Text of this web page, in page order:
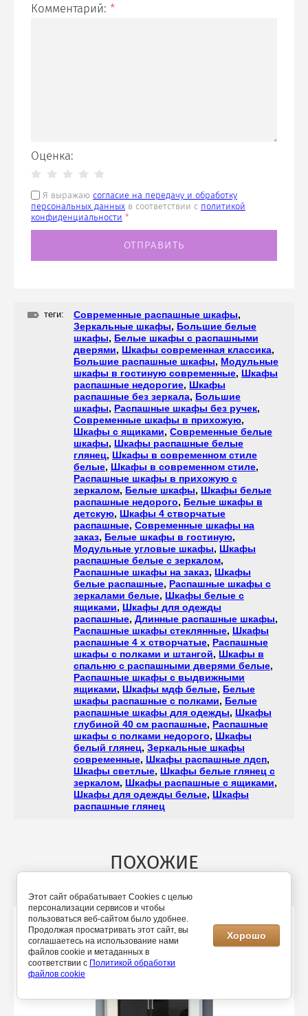
Комментарий: *
Оценка:
Я выражаю согласие на передачу и обработку
персональных данных в соответствии с политикой
конфиденциальности *
теги: Современные распашные шкафы,
Зеркальные шкафы, Большие белые
шкафы, Белые шкафы с распашными
дверями, Шкафы современная классика,
Большие распашные шкафы, Модульные
шкафы в гостиную современные, Шкафы
распашные недорогие, Шкафы
распашные без зеркала, Большие
шкафы, Распашные шкафы без ручек,
Современные шкафы в прихожую,
Шкафы с ящиками, Современные белые
шкафы, Шкафы распашные белые
глянец, Шкафы в современном стиле
белые, Шкафы в современном стиле,
Распашные шкафы в прихожую с
зеркалом, Белые шкафы, Шкафы белые
распашные недорого, Белые шкафы в
детскую, Шкафы 4 створчатые
распашные, Современные шкафы на
заказ, Белые шкафы в гостиную,
Модульные угловые шкафы, Шкафы
распашные белые с зеркалом,
Распашные шкафы на заказ, Шкафы
белые распашные, Распашные шкафы с
зеркалами белые, Шкафы белые с
ящиками, Шкафы для одежды
распашные, Длинные распашные шкафы,
Распашные шкафы стеклянные, Шкафы
распашные 4 х створчатые, Распашные
шкафы с полками и штангой, Шкафы в
спальню с распашными дверями белые,
Распашные шкафы с выдвижными
ящиками, Шкафы мдф белые, Белые
шкафы распашные с полками, Белые
распашные шкафы для одежды, Шкафы
глубиной 40 см распашные, Распашные
шкафы с полками недорого, Шкафы
белый глянец, Зеркальные шкафы
современные, Шкафы распашные лдсп,
Шкафы светлые, Шкафы белые глянец с
зеркалом, Шкафы распашные с ящиками,
Шкафы для одежды белые, Шкафы
распашные глянец
ПОХОЖИЕ
Этот сайт обрабатывает Cookies с целью
персонализации сервисов и чтобы
пользоваться веб-сайтом было удобнее.
Продолжая просматривать этот сайт, вы
соглашаетесь на использование нами
файлов cookie и метаданных в
соответствии с Политикой обработки
файлов cookie
Хорошо